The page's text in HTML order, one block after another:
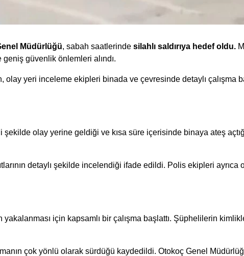
Müdürlüğü, sabah saatlerinde silahlı saldırıya hedef oldu.
güvenlik önlemleri alındı.
olay yeri inceleme ekipleri binada ve çevresinde detaylı çalışma
olay yerine geldiği ve kısa süre içerisinde binaya ateş
detaylı şekilde incelendiği ifade edildi. Polis ekipleri ayrıca
yakalanması için kapsamlı bir çalışma başlattı. Şüphelilerin
çok yönlü olarak sürdüğü kaydedildi. Otokoç Genel